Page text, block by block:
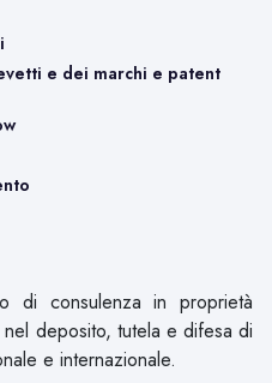
e dei marchi e patent
di consulenza in proprietà
deposito, tutela e difesa di
e internazionale.